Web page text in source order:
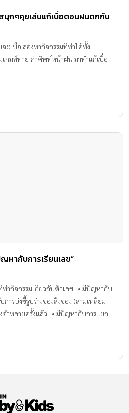
นุกๆคุยเล่นแก้เบื่อตอนฝนตกกัน
เบื่อ ลองหากิจกรรมที่ทำได้ทั้ง
เกมส์ทาย คำศัพท์หน้าฝน มาทำแก้เบื่อ
ากับการเรียนเลข”
ทำกิจกรรมเกี่ยวกับตัวเลข • มีปัญหากับ
ารบ่งชี้รูปร่างของสิ่งของ (สามเหลี่ยม
จำหลายครั้งแล้ว • มีปัญหากับการแยก
องคุณมีปัญหาด้านการเรียนรู้เสมอไป
ไป ก็อาจทำให้หนูๆ รู้สึกไม่พร้อมที่จะ